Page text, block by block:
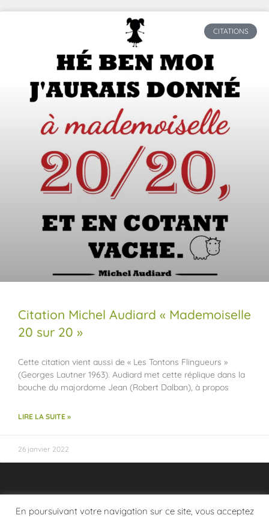
CITATIONS
Citation Michel Audiard « Mademoiselle
20 sur 20 »
Cette citation vient aussi de « Les Tontons Flingueurs »
(Georges Lautner 1963). Audiard met cette réplique dans la
bouche du majordome Jean (Robert Dalban), à propos
LIRE LA SUITE »
26 janvier 2022
En poursuivant votre navigation sur ce site, vous acceptez